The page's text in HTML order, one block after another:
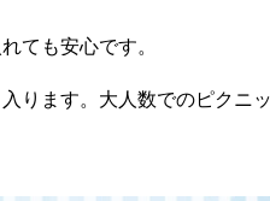
ても安心です。
ります。大人数でのピクニ